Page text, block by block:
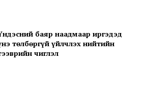
баяр наадмаар иргэдэд
төлбөргүй үйлчлэх нийтийн
чиглэл